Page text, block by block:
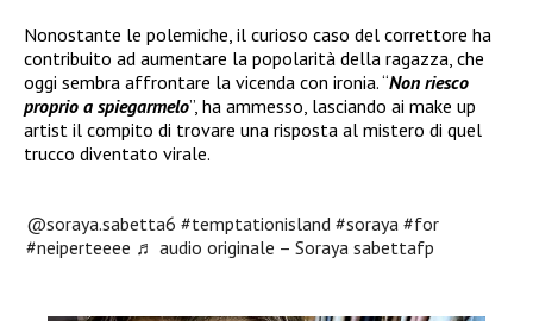
Nonostante le polemiche, il curioso caso del correttore ha
contribuito ad aumentare la popolarità della ragazza, che
oggi sembra affrontare la vicenda con ironia. “Non riesco
proprio a spiegarmelo”, ha ammesso, lasciando ai make up
artist il compito di trovare una risposta al mistero di quel
trucco diventato virale.
@soraya.sabetta6 #temptationisland #soraya #for
#neiperteeee ♬ audio originale – Soraya sabettafp